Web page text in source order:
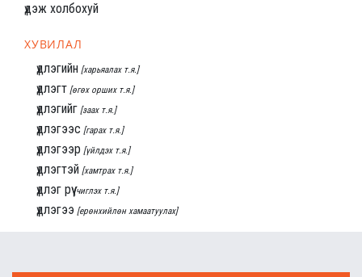
үдэж холбохуй
ХУВИЛАЛ
үдлэгийн [харьяалах т.я.]
үдлэгт [өгөх орших т.я.]
үдлэгийг [заах т.я.]
үдлэгээс [гарах т.я.]
үдлэгээр [үйлдэх т.я.]
үдлэгтэй [хамтрах т.я.]
үдлэг рүү [чиглэх т.я.]
үдлэгээ [ерөнхийлөн хамаатуулах]